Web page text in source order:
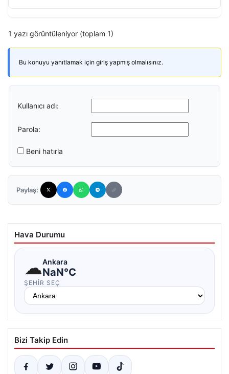
1 yazı görüntüleniyor (toplam 1)
Bu konuyu yanıtlamak için giriş yapmış olmalısınız.
Kullanıcı adı:
Parola:
Beni hatırla
Paylaş:
Hava Durumu
☁Ankara
NaN°C
ŞEHIR SEÇ
Bizi Takip Edin